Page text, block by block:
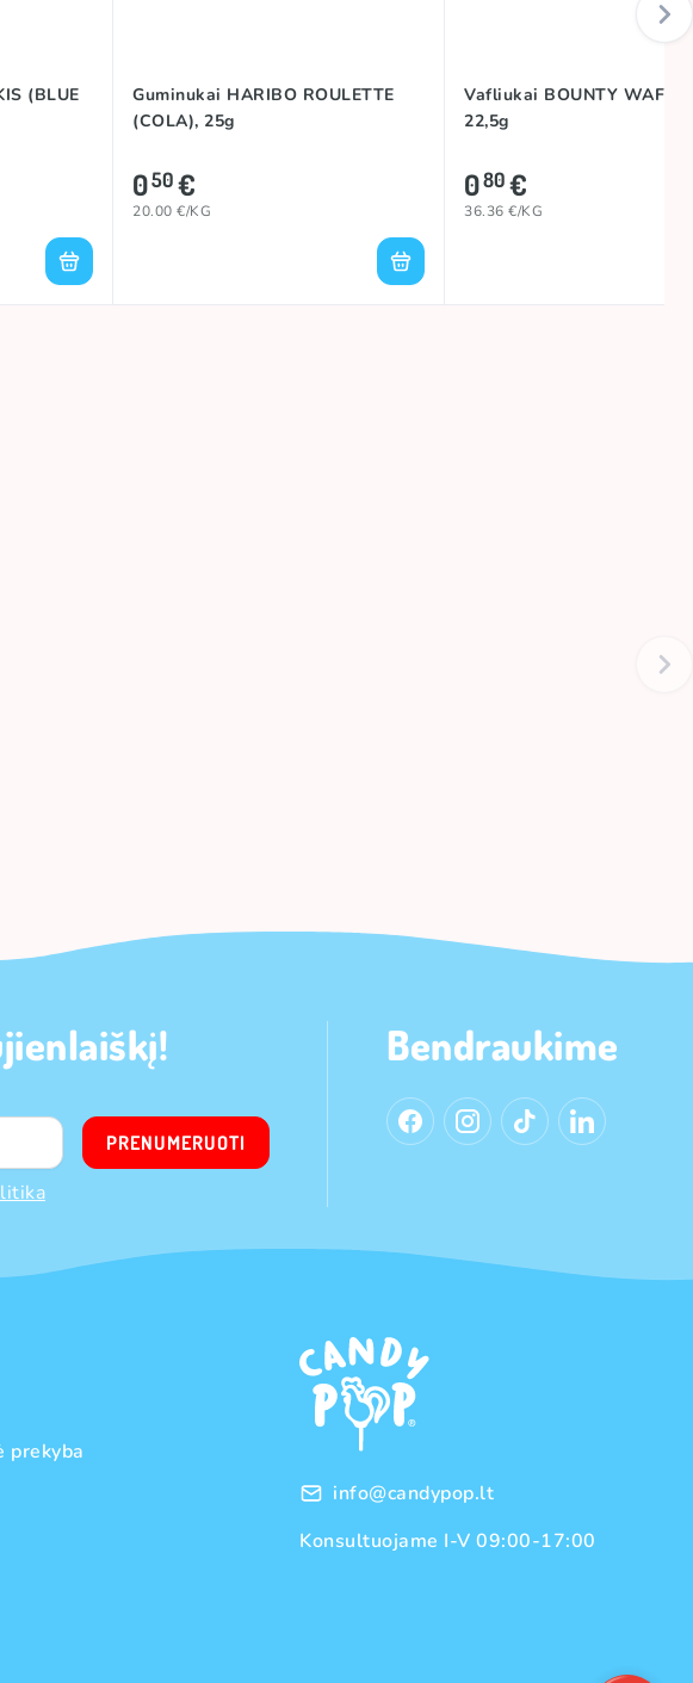
(BLUE
Guminukai HARIBO ROULETTE
(COLA), 25g
050€
20.00 €/KG
Vafliukai BOUNTY WAFER
22,5g
080€
36.36 €/KG
PRENUMERUOTI
Bendraukime
prekyba
info@candypop.lt
Konsultuojame I-V 09:00-17:00